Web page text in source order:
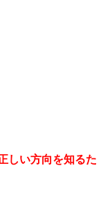
しい方向を知るた